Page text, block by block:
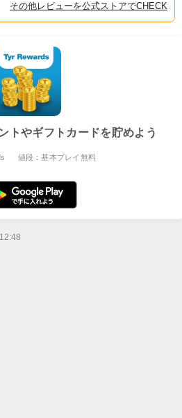
その他レビューを公式ストアでCHECK
トやギフトカードを貯めよう
値段：基本プレイ無料